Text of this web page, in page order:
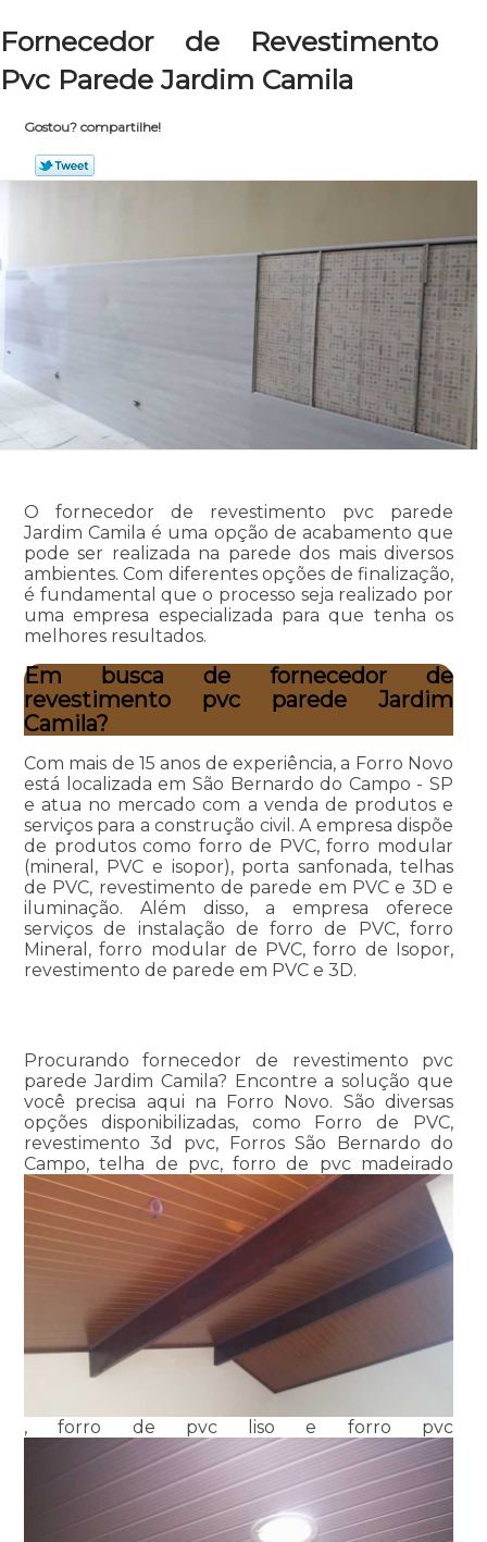
Fornecedor de Revestimento
Pvc Parede Jardim Camila
Gostou? compartilhe!
O fornecedor de revestimento pvc parede
Jardim Camila é uma opção de acabamento que
pode ser realizada na parede dos mais diversos
ambientes. Com diferentes opções de finalização,
é fundamental que o processo seja realizado por
uma empresa especializada para que tenha os
melhores resultados.
Em busca de fornecedor de
revestimento pvc parede Jardim
Camila?
Com mais de 15 anos de experiência, a Forro Novo
está localizada em São Bernardo do Campo - SP
e atua no mercado com a venda de produtos e
serviços para a construção civil. A empresa dispõe
de produtos como forro de PVC, forro modular
(mineral, PVC e isopor), porta sanfonada, telhas
de PVC, revestimento de parede em PVC e 3D e
iluminação. Além disso, a empresa oferece
serviços de instalação de forro de PVC, forro
Mineral, forro modular de PVC, forro de Isopor,
revestimento de parede em PVC e 3D.
Procurando fornecedor de revestimento pvc
parede Jardim Camila? Encontre a solução que
você precisa aqui na Forro Novo. São diversas
opções disponibilizadas, como Forro de PVC,
revestimento 3d pvc, Forros São Bernardo do
Campo, telha de pvc, forro de pvc madeirado
, forro de pvc liso e forro pvc